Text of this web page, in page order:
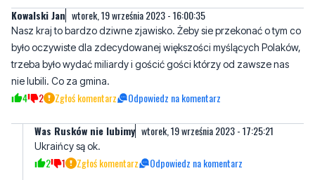
trzeba było wydać miliardy i gościć gości którzy od zawsze nas
nie lubili. Co za gmina.
4 2 Zgłoś komentarz Odpowiedz na komentarz
Was Rusków nie lubimy
Ukraińcy są ok.
Napisz swój komentarz